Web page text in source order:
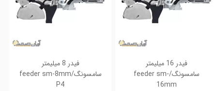
فیدر 16 میلیمتر
سامسونگ/feeder sm-
16mm
فیدر 8 میلیمتر
سامسونگ/feeder sm-8mm
P4